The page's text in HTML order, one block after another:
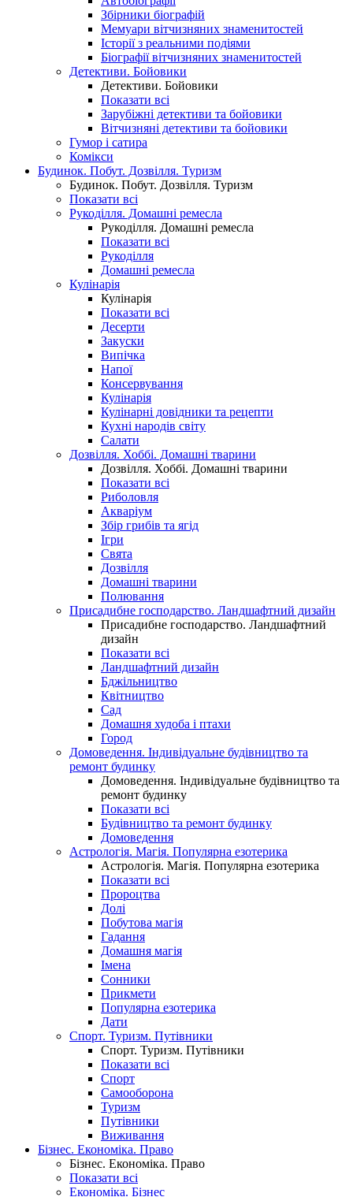
Збірники біографій
Мемуари вітчизняних знаменитостей
Історії з реальними подіями
Біографії вітчизняних знаменитостей
Детективи. Бойовики
Детективи. Бойовики
Показати всі
Зарубіжні детективи та бойовики
Вітчизняні детективи та бойовики
Гумор і сатира
Комікси
Будинок. Побут. Дозвілля. Туризм
Будинок. Побут. Дозвілля. Туризм
Показати всі
Рукоділля. Домашні ремесла
Рукоділля. Домашні ремесла
Показати всі
Рукоділля
Домашні ремесла
Кулінарія
Кулінарія
Показати всі
Десерти
Закуски
Випічка
Напої
Консервування
Кулінарія
Кулінарні довідники та рецепти
Кухні народів світу
Салати
Дозвілля. Хоббі. Домашні тварини
Дозвілля. Хоббі. Домашні тварини
Показати всі
Риболовля
Акваріум
Збір грибів та ягід
Ігри
Свята
Дозвілля
Домашні тварини
Полювання
Присадибне господарство. Ландшафтний дизайн
Присадибне господарство. Ландшафтний
дизайн
Показати всі
Ландшафтний дизайн
Бджільництво
Квітництво
Сад
Домашня худоба і птахи
Город
Домоведення. Індивідуальне будівництво та
ремонт будинку
Домоведення. Індивідуальне будівництво та
ремонт будинку
Показати всі
Будівництво та ремонт будинку
Домоведення
Астрологія. Магія. Популярна езотерика
Астрологія. Магія. Популярна езотерика
Показати всі
Пророцтва
Долі
Побутова магія
Гадання
Домашня магія
Імена
Сонники
Прикмети
Популярна езотерика
Дати
Спорт. Туризм. Путівники
Спорт. Туризм. Путівники
Показати всі
Спорт
Самооборона
Туризм
Путівники
Виживання
Бізнес. Економіка. Право
Бізнес. Економіка. Право
Показати всі
Економіка. Бізнес